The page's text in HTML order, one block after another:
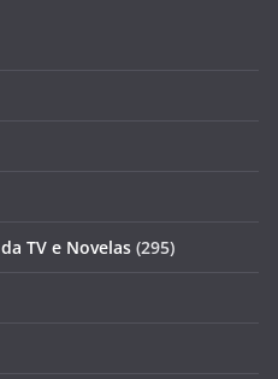
TV e Novelas (295)